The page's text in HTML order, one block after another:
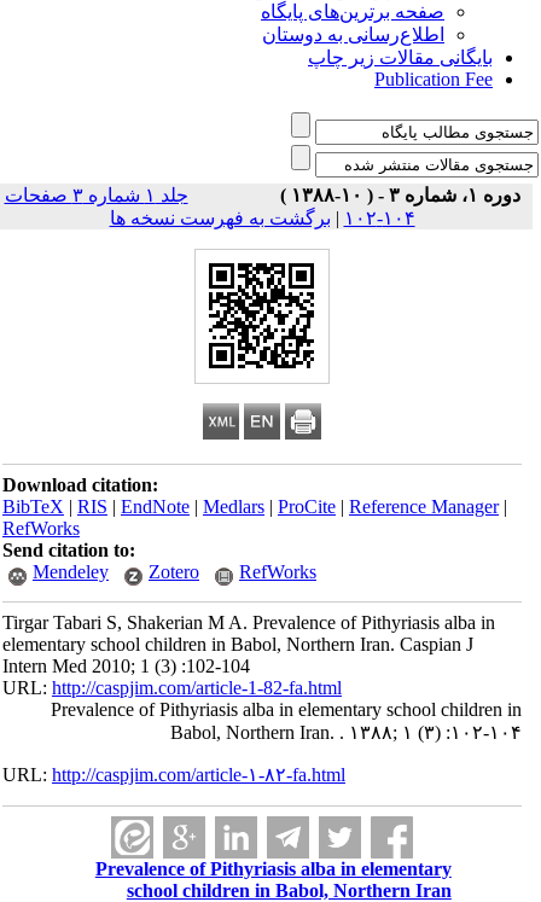
صفحه برترین‌های پایگاه
اطلاع‌رسانی به دوستان
بایگانی مقالات زیر چاپ
Publication Fee
دوره ۱، شماره ۳ - ( ۱۰-۱۳۸۸ )
جلد ۱ شماره ۳ صفحات
۱۰۴-۱۰۲
| برگشت به فهرست نسخه ها
Download citation:
BibTeX|RIS|EndNote|Medlars|ProCite|Reference Manager
RefWorks
Send citation to:
Mendeley
Zotero RefWorks
Tirgar Tabari S, Shakerian M A. Prevalence of Pithyriasis alba in
elementary school children in Babol, Northern Iran. Caspian J
Intern Med 2010; 1 (3) :102-104
URL:http://caspjim.com/article-1-82-fa.html
Prevalence of Pithyriasis alba in elementary school children in
Babol, Northern Iran. . ۱۳۸۸; ۱ (۳) :۱۰۲-۱۰۴
URL:http://caspjim.com/article-۱-۸۲-fa.html
Prevalence of Pithyriasis alba in elementary
school children in Babol, Northern Iran